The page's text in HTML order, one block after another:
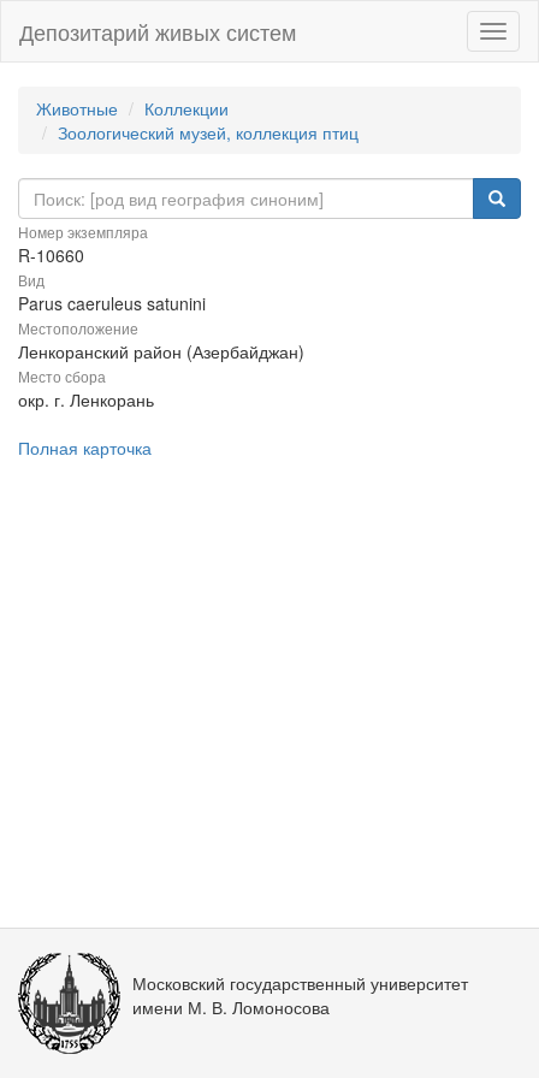
Депозитарий живых систем
Животные
Коллекции
Зоологический музей, коллекция птиц
Номер экземпляра
R-10660
Вид
Parus caeruleus satunini
Местоположение
Ленкоранский район (Азербайджан)
Место сбора
окр. г. Ленкорань
Полная карточка
Московский государственный университет
имени М. В. Ломоносова